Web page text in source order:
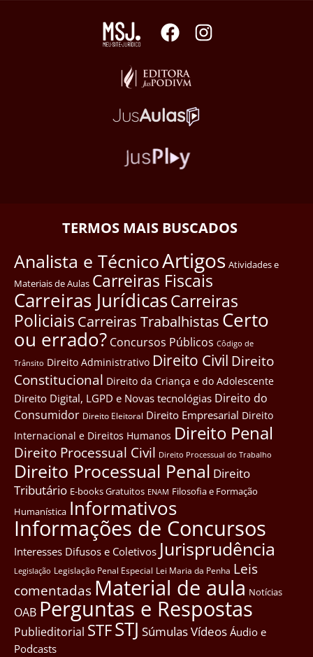
TERMOS MAIS BUSCADOS
Analista e TécnicoArtigos Atividades e
Materiais de Aulas Carreiras Fiscais
Carreiras JurídicasCarreiras
Policiais Carreiras Trabalhistas Certo
ou errado? Concursos Públicos Côdigo de
Trânsito Direito Administrativo Direito Civil Direito
Constitucional Direito da Criança e do Adolescente
Direito Digital, LGPD e Novas tecnológias Direito do
Consumidor Direito Eleitoral Direito Empresarial Direito
Internacional e Direitos Humanos Direito Penal
Direito Processual Civil Direito Processual do Trabalho
Direito Processual Penal Direito
Tributário E-books Gratuitos ENAM Filosofia e Formação
Humanística Informativos
Informações de Concursos
Interesses Difusos e Coletivos Jurisprudência
Legislação Legislação Penal Especial Lei Maria da Penha Leis
comentadas Material de aula Notícias
OAB Perguntas e Respostas
Publieditorial STFSTJ SúmulasVídeos Áudio e
Podcasts